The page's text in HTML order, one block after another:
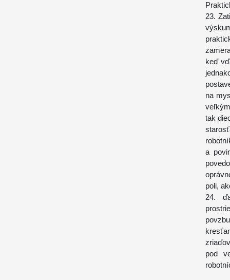
23.
keď
na
tak
a
poli,
24.
pod